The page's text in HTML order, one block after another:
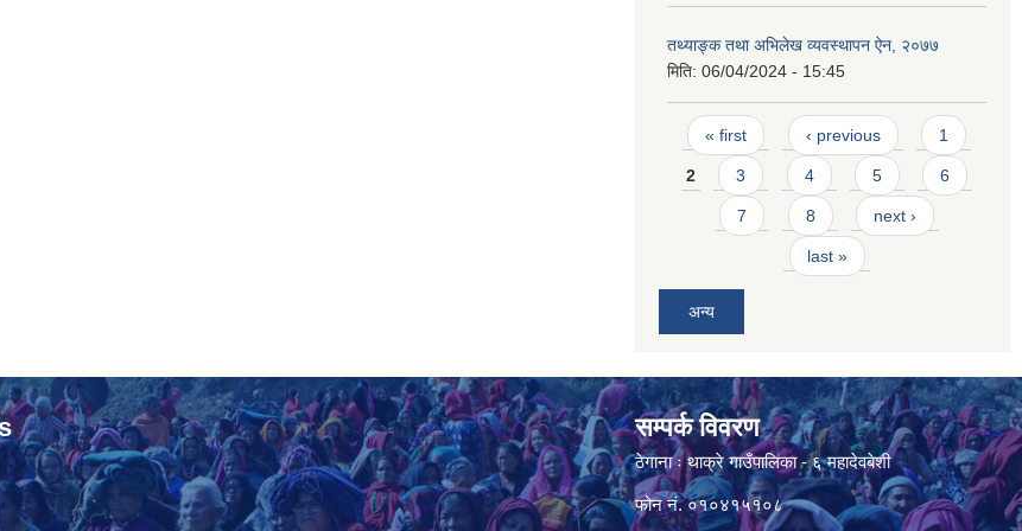
तथ्याङ्क तथा अभिलेख व्यवस्थापन ऐन, २०७७
मिति: 06/04/2024 - 15:45
Pages
« first ‹ previous 1
2 3 4 5 6
7 8 next ›
last »
अन्य
सम्पर्क विवरण
ठेगाना ः थाक्रे गाउँपालिका - ६ महादेवबेशी
फोन नं. ०१०४१५१०८